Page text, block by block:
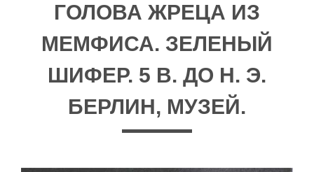
ГОЛОВА ЖРЕЦА ИЗ
МЕМФИСА. ЗЕЛЕНЫЙ
ШИФЕР. 5 В. ДО Н. Э.
БЕРЛИН, МУЗЕЙ.